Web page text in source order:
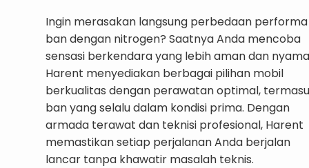
Ingin merasakan langsung perbedaan performa
ban dengan nitrogen? Saatnya Anda mencoba
sensasi berkendara yang lebih aman dan
Harent menyediakan berbagai pilihan mobil
berkualitas dengan perawatan optimal,
ban yang selalu dalam kondisi prima. Dengan
armada terawat dan teknisi profesional, Harent
memastikan setiap perjalanan Anda berjalan
lancar tanpa khawatir masalah teknis.